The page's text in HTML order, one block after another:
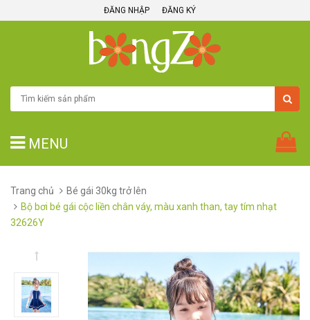
ĐĂNG NHẬP ĐĂNG KÝ
MENU
Trang chủ
Bé gái 30kg trở lên
Bộ bơi bé gái cộc liền chân váy, màu xanh than, tay tím nhạt
32626Y